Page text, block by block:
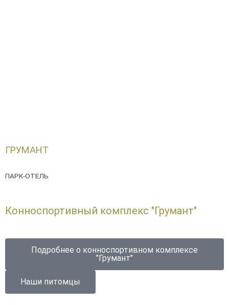
ГРУМАНТ
ПАРК-ОТЕЛЬ
Конноспортивный комплекс "Грумант"
Подробнее о конноспортивном комплексе
"Грумант"
Наши питомцы